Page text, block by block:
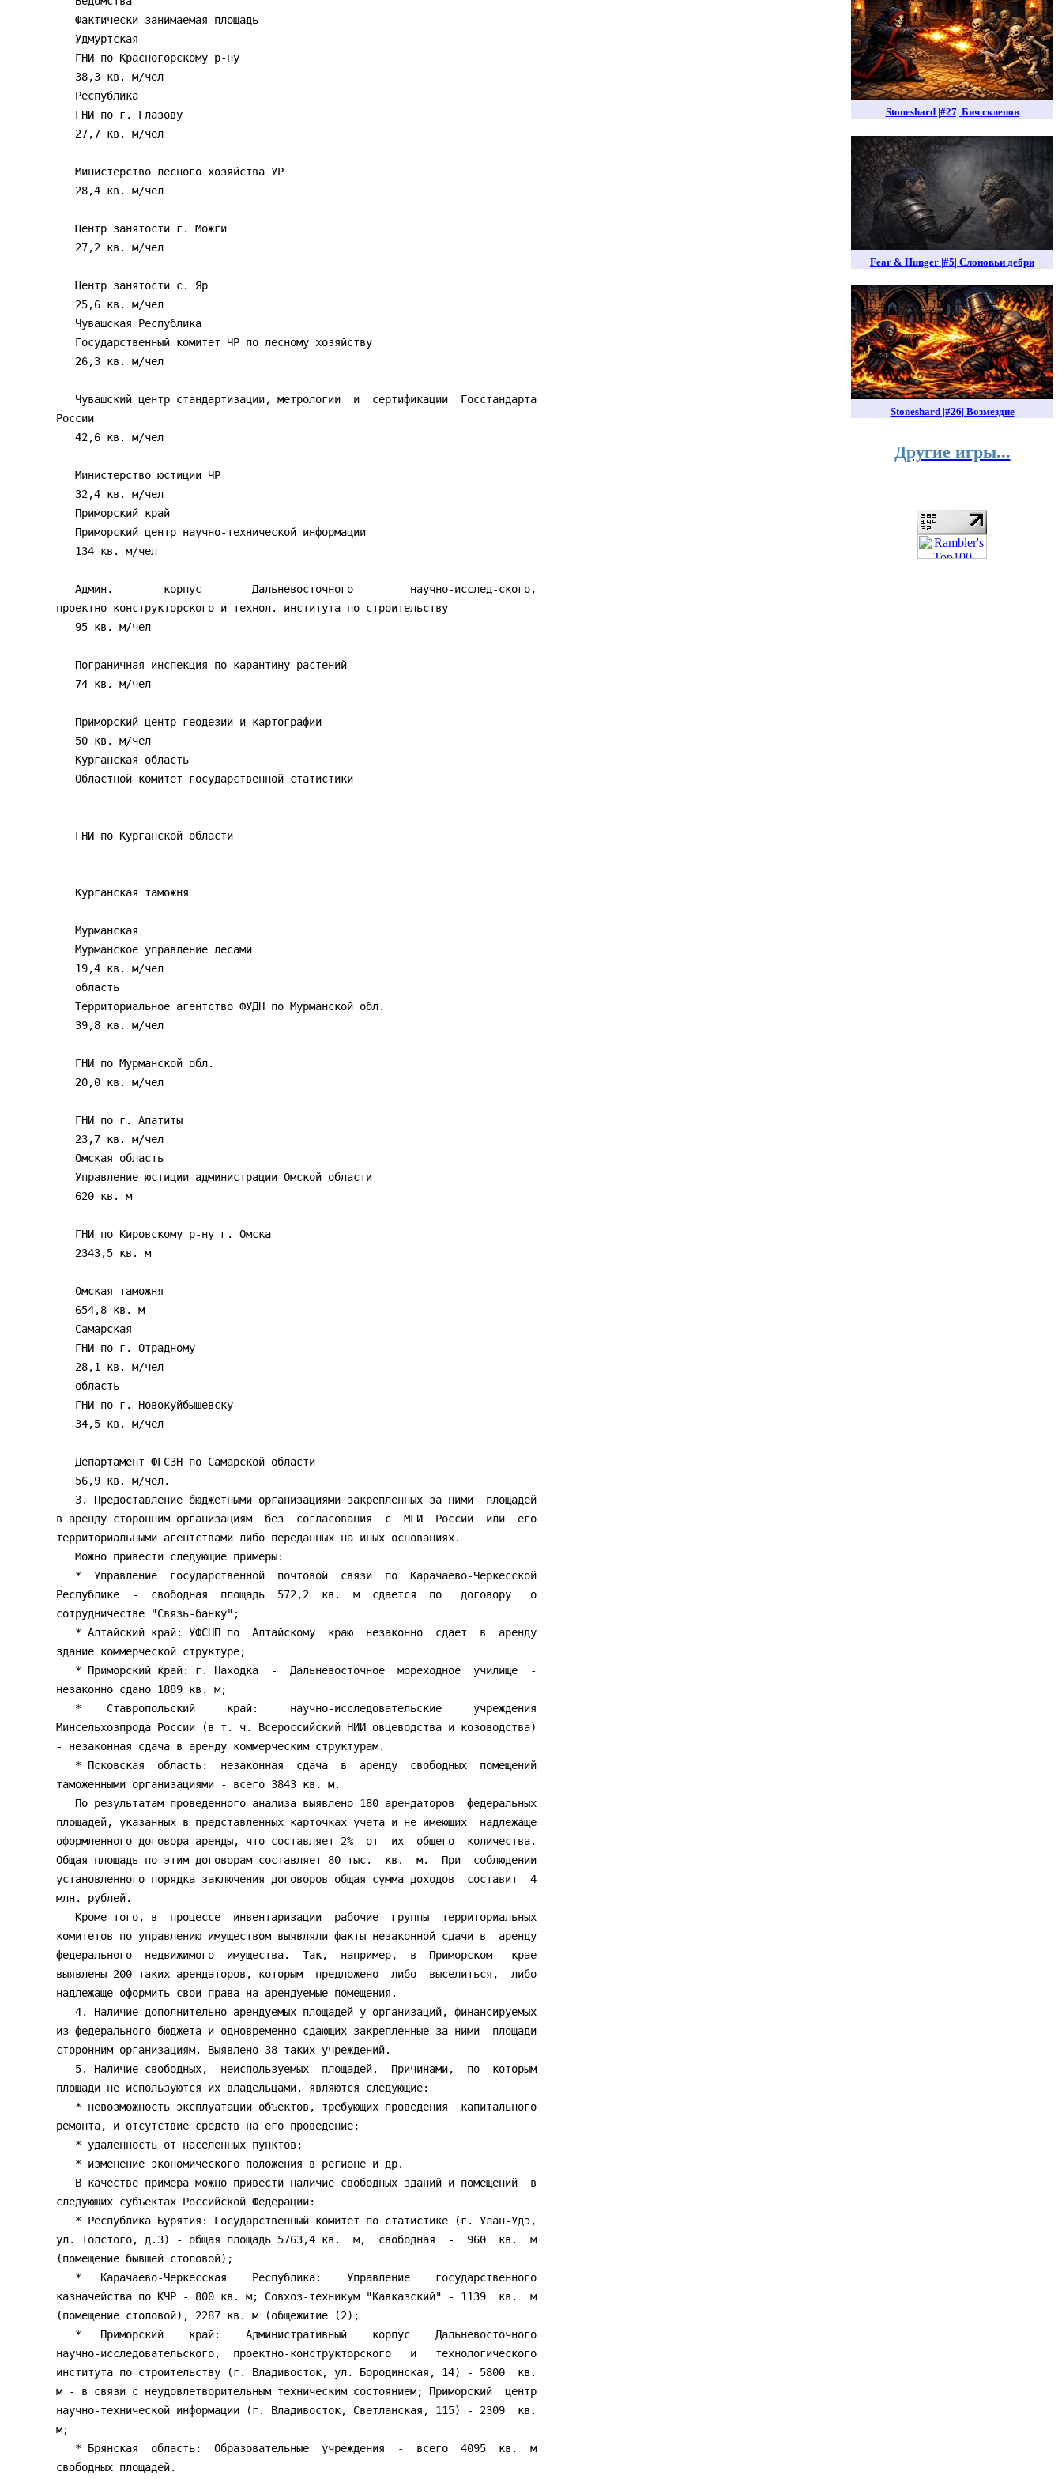
Stoneshard |#27| Бич склепов
Fear & Hunger |#5| Слоновьи дебри
Stoneshard |#26| Возмездие
Другие игры...